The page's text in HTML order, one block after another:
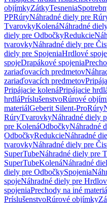
objímkyZátkyTesnenia
PPRúryNáhradné diely pre
TvarovkyKolenáNáhradné
diely pre OdbočkyRedukcie
tvarovkyNáhradné diely pre
diely pre SpojeniaHrdlové spoje
spojeDrapákové spojenia
zariaďovacích predmetov
zariaďovacích predmetov
Pripájacie kolenáPripájacie
hrdláPríslušenstvoRúrové
materiálGeberit Silent-ProRúry
RúryTvarovkyNáhradné diely
pre KolenáOdbočkyNáhradné
OdbočkyRedukcieNáhradné
tvarovkyNáhradné diely pre
SuperTubeNáhradné diely pre
SuperTubeKolenáNáhradné
diely pre OdbočkySpojenia
spojeNáhradné diely pre
spojeniaPrechody na iné
PríslušenstvoRúrové objímky